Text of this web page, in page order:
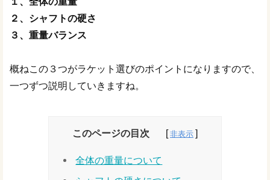
２、シャフトの硬さ
３、重量バランス
概ねこの３つがラケット選びのポイントになりますので、
一つずつ説明していきますね。
このページの目次
全体の重量について